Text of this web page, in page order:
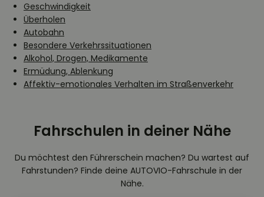
Geschwindigkeit
Überholen
Autobahn
Besondere Verkehrssituationen
Alkohol, Drogen, Medikamente
Ermüdung, Ablenkung
Affektiv-emotionales Verhalten im Straßenverkehr
Fahrschulen in deiner Nähe
Du möchtest den Führerschein machen? Du wartest auf
Fahrstunden? Finde deine AUTOVIO-Fahrschule in der
Nähe.